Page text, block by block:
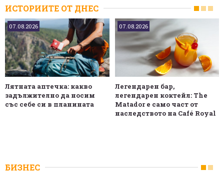
ИСТОРИИТЕ ОТ ДНЕС
07.08.2026
Лятната аптечка: какво
задължително да носим
със себе си в планината
07.08.2026
Легендарен бар,
легендарен коктейл: The
Matador е само част от
наследството на Café Royal
БИЗНЕС